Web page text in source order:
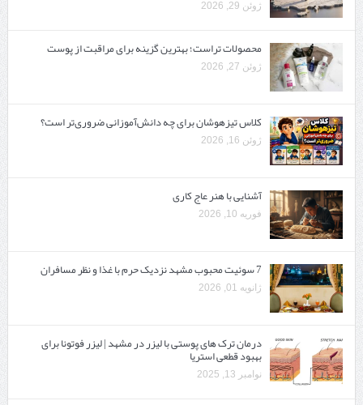
ژوئن 29, 2026
محصولات تراست؛ بهترین گزینه برای مراقبت از پوست
ژوئن 27, 2026
کلاس تیزهوشان برای چه دانش‌آموزانی ضروری‌تر است؟
ژوئن 16, 2026
آشنایی با هنر عاج کاری
فوریه 10, 2026
7 سوئیت محبوب مشهد نزدیک حرم با غذا و نظر مسافران
ژانویه 01, 2026
درمان ترک های پوستی با لیزر در مشهد | لیزر فوتونا برای
بهبود قطعی استریا
نوامبر 13, 2025